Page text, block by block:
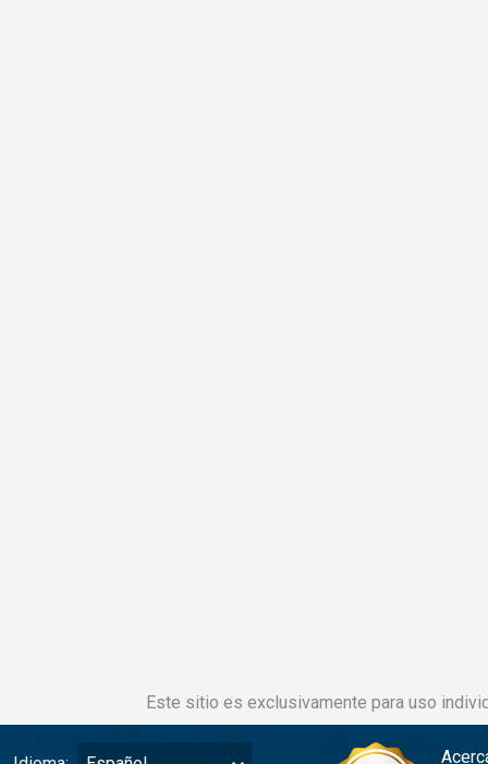
Este sitio es exclusivamente para uso